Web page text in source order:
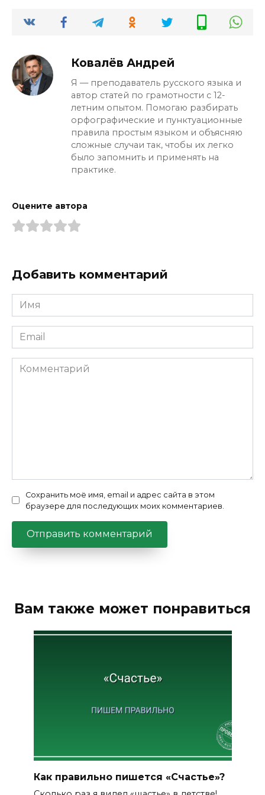
отрицательное наречие с частицей.
Ковалёв Андрей
Я — преподаватель русского языка и
автор статей по грамотности с 12-
летним опытом. Помогаю разбирать
орфографические и пунктуационные
правила простым языком и объясняю
сложные случаи так, чтобы их легко
было запомнить и применять на
практике.
Оцените автора
Добавить комментарий
Имя
*
Email
*
Комментарий
Сохранить моё имя, email и адрес сайта в этом
браузере для последующих моих комментариев.
Вам также может понравиться
Как правильно пишется «Счастье»?